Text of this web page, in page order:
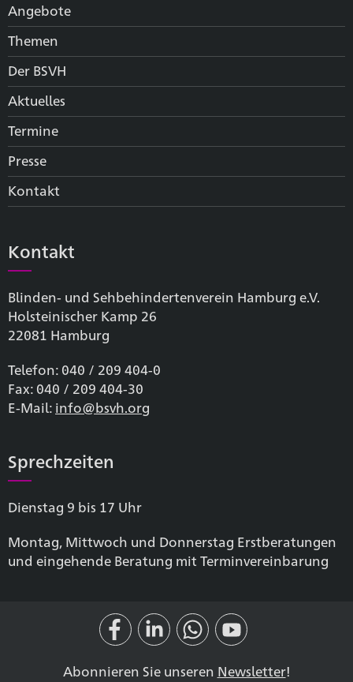
Angebote
Themen
Der BSVH
Aktuelles
Termine
Presse
Kontakt
Kontakt
Blinden- und Sehbehinderten­verein Hamburg e.V.
Holsteinischer Kamp 26
22081 Hamburg
Telefon: 040 / 209 404-0
Fax: 040 / 209 404-30
E-Mail: info@bsvh.org
Sprechzeiten
Dienstag 9 bis 17 Uhr
Montag, Mittwoch und Donnerstag Erstberatungen
und eingehende Beratung mit Terminvereinbarung
Abonnieren Sie unseren Newsletter!